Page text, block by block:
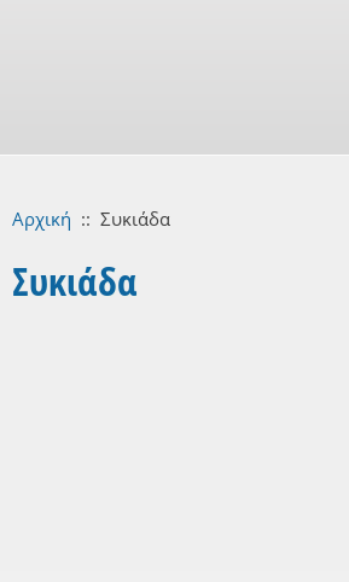
Αρχική :: Συκιάδα
Συκιάδα